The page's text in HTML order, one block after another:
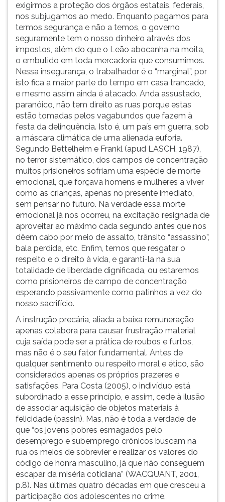
exigirmos a proteção dos órgãos estatais, federais,
nos subjugamos ao medo. Enquanto pagamos para
termos segurança e não a temos, o governo
seguramente tem o nosso dinheiro através dos
impostos, além do que o Leão abocanha na moita,
o embutido em toda mercadoria que consumimos.
Nessa insegurança, o trabalhador é o “marginal”, por
isto fica a maior parte do tempo em casa trancado,
e mesmo assim ainda é atacado. Anda assustado,
paranóico, não tem direito as ruas porque estas
estão tomadas pelos vagabundos que fazem à
festa da delinquência. Isto é, um país em guerra, sob
a máscara climática de uma alienada euforia.
Segundo Bettelheim e Frankl (apud LASCH, 1987),
no terror sistemático, dos campos de concentração
muitos prisioneiros sofriam uma espécie de morte
emocional, que forçava homens e mulheres a viver
como as crianças, apenas no presente imediato,
sem pensar no futuro. Na verdade essa morte
emocional já nos ocorreu, na excitação resignada de
aproveitar ao máximo cada segundo antes que nos
dêem cabo por meio de assalto, trânsito “assassino”,
bala perdida, etc. Enfim, temos que resgatar o
respeito e o direito à vida, e garanti-la na sua
totalidade de liberdade dignificada, ou estaremos
como prisioneiros de campo de concentração
esperando passivamente como patinhos a vez do
nosso sacrifício.
A instrução precária, aliada a baixa remuneração
apenas colabora para causar frustração material
cuja saída pode ser a prática de roubos e furtos,
mas não é o seu fator fundamental. Antes de
qualquer sentimento ou respeito moral e ético, são
considerados apenas os próprios prazeres e
satisfações. Para Costa (2005), o indivíduo está
subordinado a esse princípio, e assim, cede à ilusão
de associar aquisição de objetos materiais à
felicidade (passin). Mas, não é toda a verdade de
que “os jovens pobres esmagados pelo
desemprego e subemprego crônicos buscam na
rua os meios de sobrevier e realizar os valores do
código de honra masculino, já que não conseguem
escapar da miséria cotidiana” (WACQUANT, 2001,
p.8). Nas últimas quatro décadas em que cresceu a
participação dos adolescentes no crime,